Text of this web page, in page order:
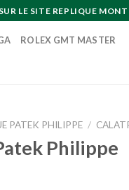
LE SITE REPLIQUE
ROLEX GMT MASTER
PATEK PHILIPPE /
Philippe